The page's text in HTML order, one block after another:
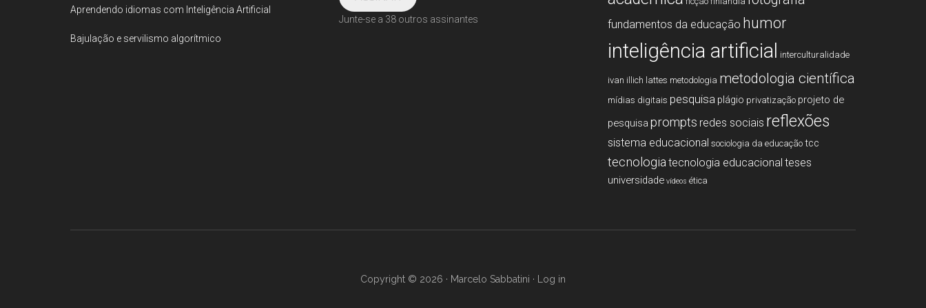
Aprendendo idiomas com Inteligência Artificial
Bajulação e servilismo algorítmico
Junte-se a 38 outros assinantes fundamentos da educação humor
inteligência artificial interculturalidade
ivan illich lattes metodologia metodologia cientí­fica
mí­dias digitais pesquisa plágio privatização projeto de
pesquisa prompts redes sociais reflexões
sistema educacional sociologia da educação tcc
tecnologia tecnologia educacional teses
universidade vídeos ética
Copyright © 2026 · Marcelo Sabbatini · Log in